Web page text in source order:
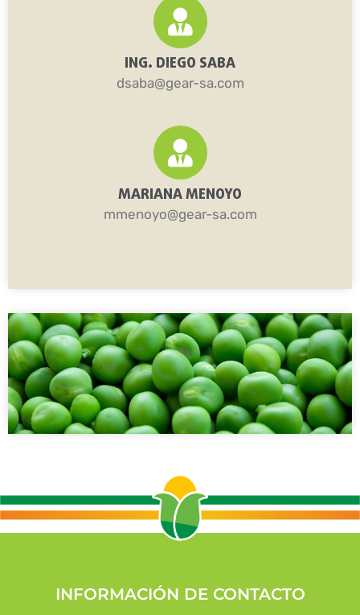
ING. DIEGO SABA
dsaba@gear-sa.com
MARIANA MENOYO
mmenoyo@gear-sa.com
INFORMACIÓN DE CONTACTO